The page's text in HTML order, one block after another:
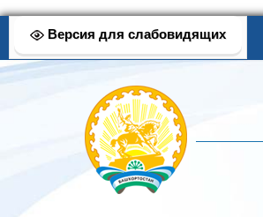
Версия для слабовидящих